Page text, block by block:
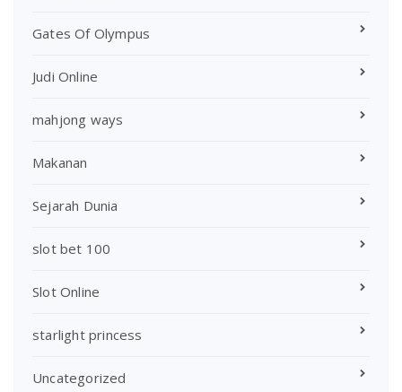
Gates Of Olympus
Judi Online
mahjong ways
Makanan
Sejarah Dunia
slot bet 100
Slot Online
starlight princess
Uncategorized